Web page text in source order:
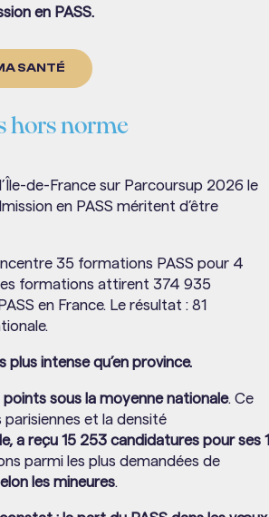
en PASS.
SANTÉ
hors norme
de-France sur Parcoursup 2026 le
en PASS méritent d’être
35 formations PASS pour 4
formations attirent 374 935
en France. Le résultat : 81
intense qu’en province.
sous la moyenne nationale. Ce
parisiennes et la densité
a reçu 15 253 candidatures pour ses 1
parmi les plus demandées de
les mineures.